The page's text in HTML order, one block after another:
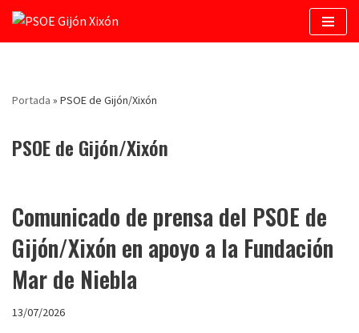
Saltar
Portada » PSOE de Gijón/Xixón
PSOE de Gijón/Xixón
Comunicado de prensa del PSOE de
Gijón/Xixón en apoyo a la Fundación
Mar de Niebla
13/07/2026